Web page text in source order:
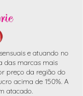
e atuando no
das marcas mais
preço da região do
acima de 150%. A
atacado.